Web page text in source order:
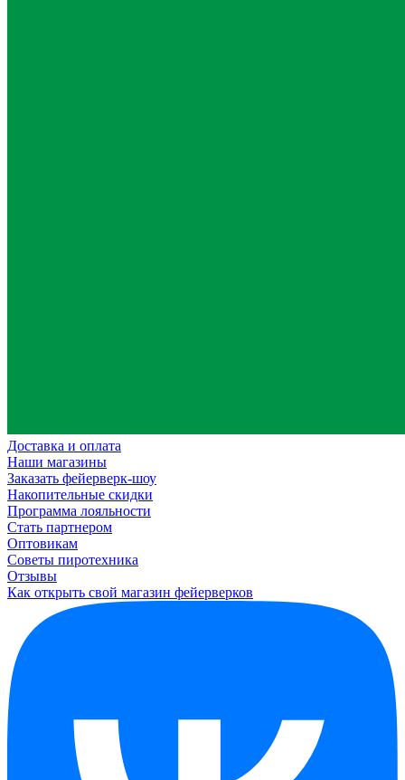
Доставка и оплата
Наши магазины
Заказать фейерверк-шоу
Накопительные скидки
Программа лояльности
Стать партнером
Оптовикам
Советы пиротехника
Отзывы
Как открыть свой магазин фейерверков